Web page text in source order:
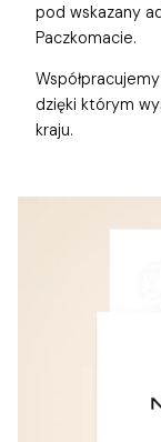
pod wskazany
Paczkomacie.
dzięki którym
kraju.